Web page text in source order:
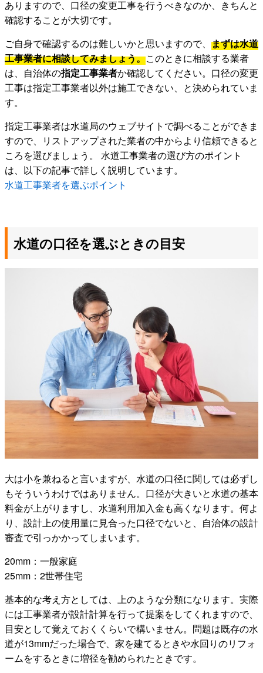
ありますので、口径の変更工事を行うべきなのか、きちんと
確認することが大切です。
ご自身で確認するのは難しいかと思いますので、 まずは水道
工事業者に相談してみましょう。このときに相談する業者
は、自治体の指定工事業者か確認してください。口径の変更
工事は指定工事業者以外は施工できない、と決められていま
す。
指定工事業者は水道局のウェブサイトで調べることができま
すので、リストアップされた業者の中からより信頼できると
ころを選びましょう。 水道工事業者の選び方のポイント
は、以下の記事で詳しく説明しています。
水道工事業者を選ぶポイント
水道の口径を選ぶときの目安
大は小を兼ねると言いますが、水道の口径に関しては必ずし
もそういうわけではありません。口径が大きいと水道の基本
料金が上がりますし、水道利用加入金も高くなります。何よ
り、設計上の使用量に見合った口径でないと、自治体の設計
審査で引っかかってしまいます。
20mm：一般家庭
25mm：2世帯住宅
基本的な考え方としては、上のような分類になります。実際
には工事業者が設計計算を行って提案をしてくれますので、
目安として覚えておくくらいで構いません。問題は既存の水
道が13mmだった場合で、家を建てるときや水回りのリフォ
ームをするときに増径を勧められたときです。